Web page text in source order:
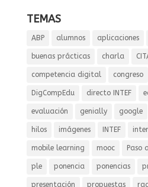
TEMAS
ABP alumnos aplicaciones
buenas prácticas charla
competencia digital congreso
DigCompEdu directo INTEF
evaluación genially google
hilos imágenes INTEF
mobile learning mooc Paso
ple ponencia ponencias
presentación propuestas